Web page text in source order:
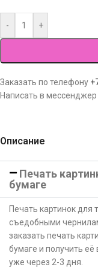
- +
Заказать по телефону
Написать в мессенджер
Описание
Печать
бумаге
Печать картинок для
съедобными
заказать печать
бумаге и получить
уже через 2-3 дня.